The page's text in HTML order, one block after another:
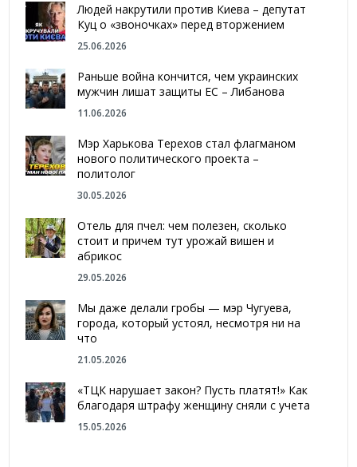
Людей накрутили против Киева – депутат
Куц о «звоночках» перед вторжением
25.06.2026
Раньше война кончится, чем украинских
мужчин лишат защиты ЕС – Либанова
11.06.2026
Мэр Харькова Терехов стал флагманом
нового политического проекта –
политолог
30.05.2026
Отель для пчел: чем полезен, сколько
стоит и причем тут урожай вишен и
абрикос
29.05.2026
Мы даже делали гробы — мэр Чугуева,
города, который устоял, несмотря ни на
что
21.05.2026
«ТЦК нарушает закон? Пусть платят!» Как
благодаря штрафу женщину сняли с учета
15.05.2026